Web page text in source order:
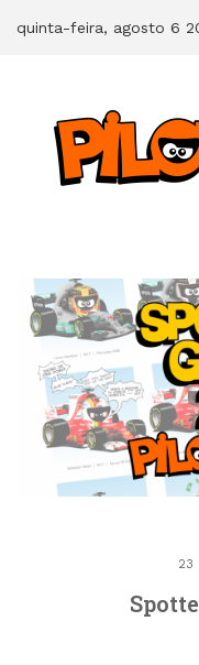
quinta-feira, agosto 6
23